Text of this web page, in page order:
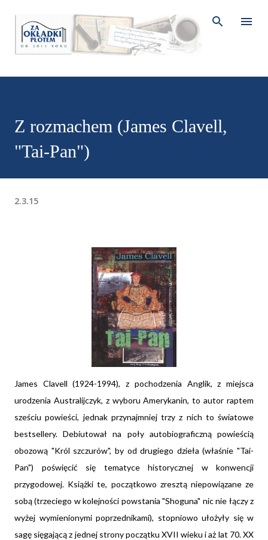
Przejdź do głównej zawartości
Z rozmachem (James Clavell,
"Tai-Pan")
2.3.15
James Clavell (1924-1994), z pochodzenia Anglik, z miejsca
urodzenia Australijczyk, z wyboru Amerykanin, to autor raptem
sześciu powieści, jednak przynajmniej trzy z nich to światowe
bestsellery. Debiutował na poły autobiograficzną powieścią
obozową "Król szczurów", by od drugiego dzieła (właśnie "Tai-
Pan") poświęcić się tematyce historycznej w konwencji
przygodowej. Książki te, początkowo zresztą niepowiązane ze
sobą (trzeciego w kolejności powstania "Shoguna" nic nie łączy z
wyżej wymienionymi poprzednikami), stopniowo ułożyły się w
sagę sięgającą z jednej strony początku XVII wieku i aż lat 70. XX